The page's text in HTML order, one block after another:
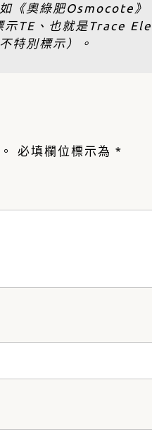
《奧綠肥Osmocote》
示TE、也就是Trace
特別標示）。
必填欄位標示為 *